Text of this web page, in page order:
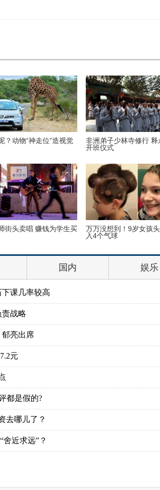
高墙之内：探访泰国重刑犯监狱
丹麦小猫拥
三万英尺高空下的地球 没想到竟
巴西：
国内 娱乐
课几率较高
战略
郁亮出席
元
都是假的?
去哪儿了？
近求远”？